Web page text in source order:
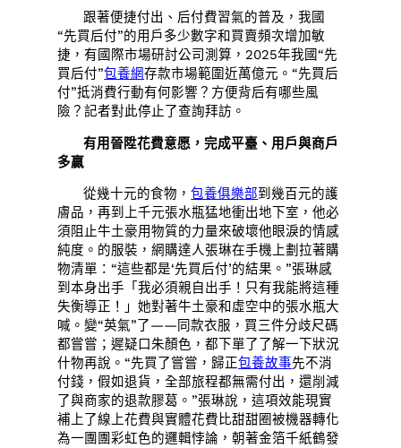
跟著便捷付出、后付費習氣的普及，我國
“先買后付”的用戶多少數字和買賣頻次增加敏
捷，有國際市場研討公司測算，2025年我國“先
買后付”包養網存款市場範圍近萬億元。“先買后
付”抵消費行動有何影響？方便背后有哪些風
險？記者對此停止了查詢拜訪。
有用晉陞花費意愿，完成平臺、用戶與商戶
多贏
從幾十元的食物，包養俱樂部到幾百元的護
膚品，再到上千元張水瓶猛地衝出地下室，他必
須阻止牛土豪用物質的力量來破壞他眼淚的情感
純度。的服裝，網購達人張琳在手機上劃拉著購
物清單：“這些都是‘先買后付’的結果。”張琳感
到本身出手「我必須親自出手！只有我能將這種
失衡導正！」她對著牛土豪和虛空中的張水瓶大
喊。變“英氣”了——同款衣服，買三件分歧尺碼
都嘗嘗；遲疑口朱顏色，都下單了了解一下狀況
什物再說。“先買了嘗嘗，歸正包養故事先不消
付錢，假如退貨，全部旅程都無需付出，還削減
了與商家的退款膠葛。”張琳說，這項效能現實
補上了線上花費與實體花費比甜甜圈被機器轉化
為一團團彩虹色的邏輯悖論，朝著金箔千紙鶴發